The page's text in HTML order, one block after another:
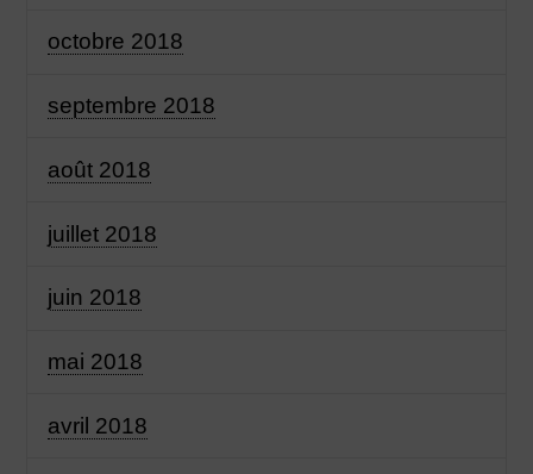
octobre 2018
septembre 2018
août 2018
juillet 2018
juin 2018
mai 2018
avril 2018